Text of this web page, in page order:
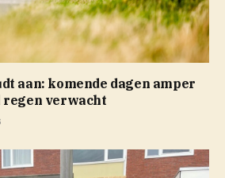
aan: komende dagen amper
regen verwacht